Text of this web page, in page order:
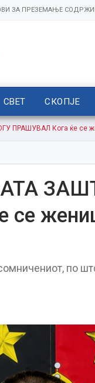
ЗА ПРЕЗЕМАЊЕ
СВЕТ СКОПЈЕ
ПРАШУВАЛ Кога ќе се
по